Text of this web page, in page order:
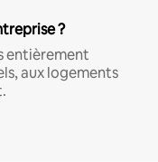
?
entièrement
aux logements